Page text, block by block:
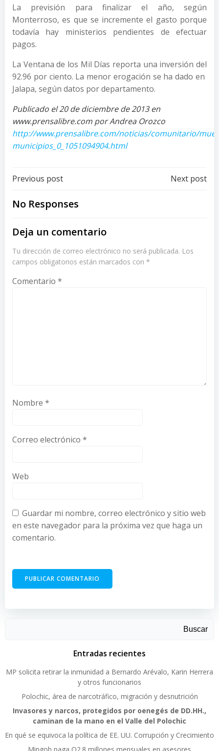
La previsión para finalizar el año, según
Monterroso, es que se incremente el gasto porque
todavía hay ministerios pendientes de efectuar
pagos.
La Ventana de los Mil Días reporta una inversión del
92.96 por ciento. La menor erogación se ha dado en
Jalapa, según datos por departamento.
Publicado el 20 de diciembre de 2013 en
www.prensalibre.com por Andrea Orozco
http://www.prensalibre.com/noticias/comunitario/
municipios_0_1051094904.html
Post
navigation
Previous post Next post
No Responses
Deja un comentario
Tu dirección de correo electrónico no será publicada. Los
campos obligatorios están marcados con *
Comentario *
Nombre *
Correo electrónico *
Web
Guardar mi nombre, correo electrónico y sitio web
en este navegador para la próxima vez que haga un
comentario.
Buscar
Entradas recientes
MP solicita retirar la inmunidad a Bernardo Arévalo, Karin Herrera
y otros funcionarios
Polochic, área de narcotráfico, migración y desnutrición
Invasores y narcos, protegidos por oenegés de DD.HH.,
caminan de la mano en el Valle del Polochic
En qué se equivoca la política de EE. UU. Corrupción y Crecimiento